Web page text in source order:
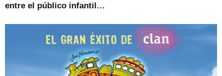
entre el público infantil…